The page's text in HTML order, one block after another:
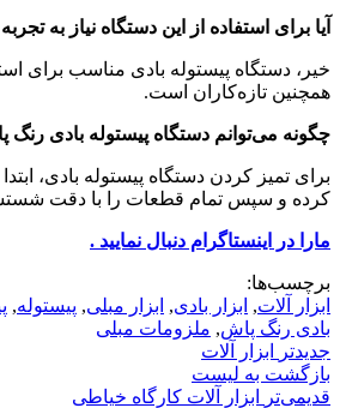
آیا برای استفاده از این دستگاه نیاز به
خیر، دستگاه پیستوله بادی مناسب برای
همچنین تازه‌کاران است.
چگونه می‌توانم دستگاه پیستوله بادی رنگ
برای تمیز کردن دستگاه پیستوله بادی،
کرده و سپس تمام قطعات را با دقت
مارا در اینستاگرام دنبال نمایید .
برچسب‌ها:
ابزار آلات, ابزار بادی, ابزار مبلی, پیستوله,
بادی رنگ پاش, ملزومات مبلی
جدیدتر
ابزار آلات
بازگشت به لیست
قدیمی‌تر
ابزار آلات کارگاه خیاطی